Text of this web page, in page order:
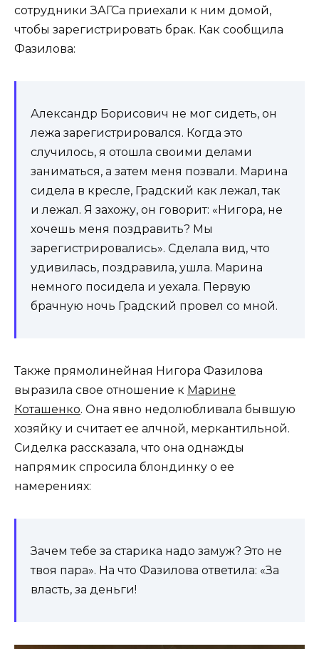
сотрудники ЗАГСа приехали к ним домой,
чтобы зарегистрировать брак. Как сообщила
Фазилова:
Александр Борисович не мог сидеть, он
лежа зарегистрировался. Когда это
случилось, я отошла своими делами
заниматься, а затем меня позвали. Марина
сидела в кресле, Градский как лежал, так
и лежал. Я захожу, он говорит: «Нигора, не
хочешь меня поздравить? Мы
зарегистрировались». Сделала вид, что
удивилась, поздравила, ушла. Марина
немного посидела и уехала. Первую
брачную ночь Градский провел со мной.
Также прямолинейная Нигора Фазилова
выразила свое отношение к Марине
Коташенко. Она явно недолюбливала бывшую
хозяйку и считает ее алчной, меркантильной.
Сиделка рассказала, что она однажды
напрямик спросила блондинку о ее
намерениях:
Зачем тебе за старика надо замуж? Это не
твоя пара». На что Фазилова ответила: «За
власть, за деньги!